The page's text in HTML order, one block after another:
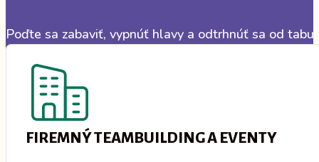
Poďte sa zabaviť, vypnúť hlavy a odtrhnúť sa od
FIREMNÝ TEAMBUILDING A EVENTY